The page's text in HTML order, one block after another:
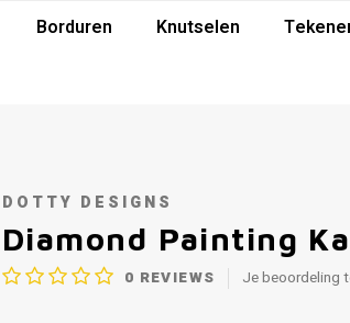
Borduren Knutselen
DOTTY DESIGNS
Diamond Painting
0 REVIEWS Je beoordeling